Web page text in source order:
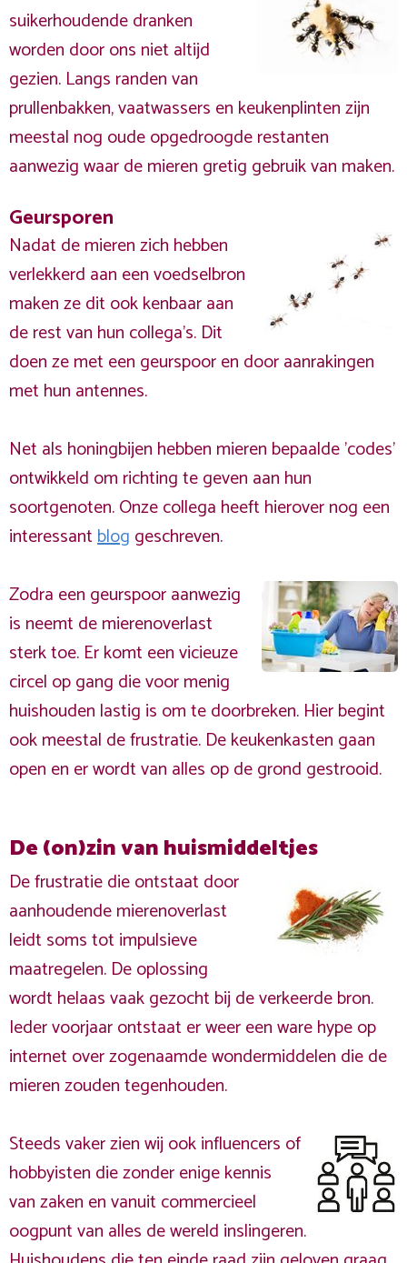
suikerhoudende dranken
worden door ons niet altijd
gezien. Langs randen van
prullenbakken, vaatwassers en keukenplinten zijn
meestal nog oude opgedroogde restanten
aanwezig waar de mieren gretig gebruik van maken.
Geursporen
Nadat de mieren zich hebben
verlekkerd aan een voedselbron
maken ze dit ook kenbaar aan
de rest van hun collega's. Dit
doen ze met een geurspoor en door aanrakingen
met hun antennes.
Net als honingbijen hebben mieren bepaalde 'codes'
ontwikkeld om richting te geven aan hun
soortgenoten. Onze collega heeft hierover nog een
interessantblog geschreven.
Zodra een geurspoor aanwezig
is neemt de mierenoverlast
sterk toe. Er komt een vicieuze
circel op gang die voor menig
huishouden lastig is om te doorbreken. Hier begint
ook meestal de frustratie. De keukenkasten gaan
open en er wordt van alles op de grond gestrooid.
De (on)zin van huismiddeltjes
De frustratie die ontstaat door
aanhoudende mierenoverlast
leidt soms tot impulsieve
maatregelen. De oplossing
wordt helaas vaak gezocht bij de verkeerde bron.
Ieder voorjaar ontstaat er weer een ware hype op
internet over zogenaamde wondermiddelen die de
mieren zouden tegenhouden.
Steeds vaker zien wij ook influencers of
hobbyisten die zonder enige kennis
van zaken en vanuit commercieel
oogpunt van alles de wereld inslingeren.